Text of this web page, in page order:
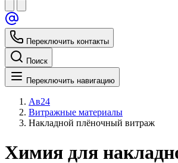
Переключить контакты
Поиск
Переключить навигацию
Ав24
Витражные материалы
Накладной плёночный витраж
Химия для